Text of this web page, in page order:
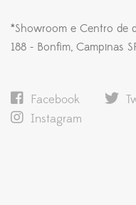
*Showroom e Centro de
188 - Bonfim, Campinas
Facebook
Instagram